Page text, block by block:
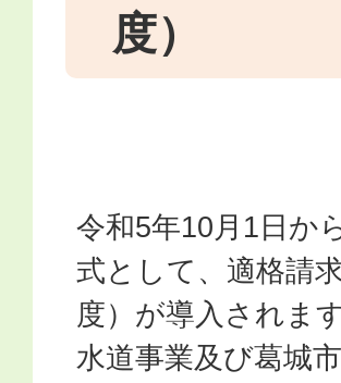
度）
令和5年10月1日か
式として、適格請
度）が導入されま
水道事業及び葛城